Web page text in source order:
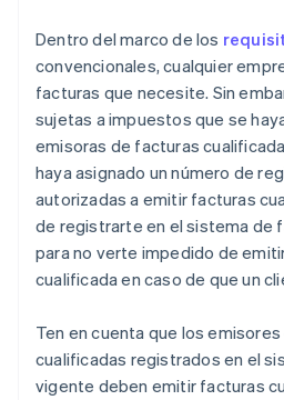
Dentro del marco de los
convencionales, cualquier
facturas que necesite. Sin
sujetas a impuestos que se
emisoras de facturas
haya asignado un número de
autorizadas a emitir facturas
de registrarte en el sistema de
para no verte impedido de
cualificada en caso de que un
Ten en cuenta que los
cualificadas registrados en el
vigente deben emitir facturas